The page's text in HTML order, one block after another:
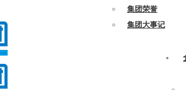
集团荣誉
集团大事记